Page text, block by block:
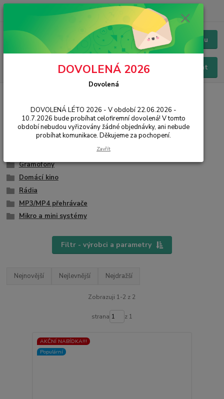
Menu
Hledat
Chat / Online podpora - 24/7
Audio
Párty technika
Gramofony
Domácí kino
Rádia
MP3/MP4 přehrávače
Mikro a mini systémy
Filtr - výrobci a parametry
Nejnovější Nejlevnější Nejdražší
Zobrazuji 1-2 z 2
strana z 1
AKČNÍ NABÍDKA!!!
Populární
DOVOLENÁ 2026
Dovolená
DOVOLENÁ LÉTO 2026 - V období 22.06.2026 -
10.7.2026 bude probíhat celofiremní dovolená! V tomto
období nebudou vyřizovány žádné objednávky, ani nebude
probíhat komunikace. Děkujeme za pochopení.
Zavřít